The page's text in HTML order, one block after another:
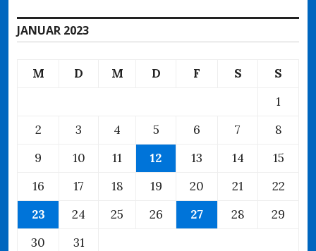
JANUAR 2023
M D M D F S
S
1
2
3 4 5 6 7
8
9
10 11 12 13 14
15
16
17 18 19 20 21
22
23
24 25 26 27 28
29
30
31